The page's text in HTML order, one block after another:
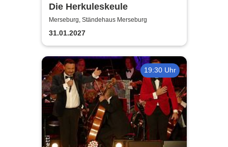
Die Herkuleskeule
Merseburg, Ständehaus Merseburg
31.01.2027
19:30 Uhr